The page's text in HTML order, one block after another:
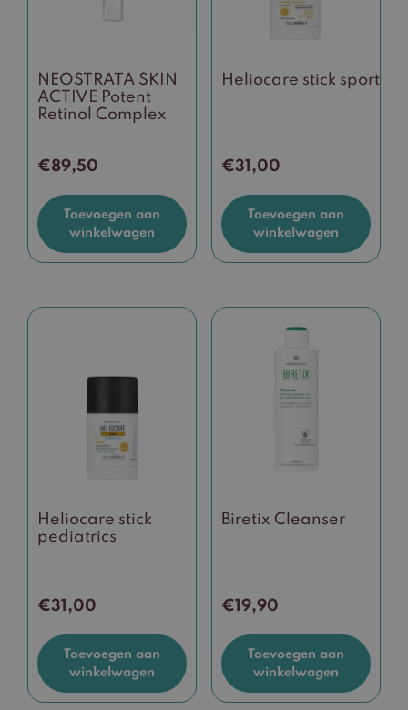
NEOSTRATA SKIN
ACTIVE Potent
Retinol Complex
€89,50
Toevoegen aan
winkelwagen
Heliocare stick sport
€31,00
Toevoegen aan
winkelwagen
Heliocare stick
pediatrics
€31,00
Toevoegen aan
winkelwagen
Biretix Cleanser
€19,90
Toevoegen aan
winkelwagen